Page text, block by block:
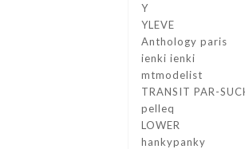
Y
YLEVE
Anthology paris
ienki ienki
mtmodelist
TRANSIT PAR-
pelleq
LOWER
hankypanky